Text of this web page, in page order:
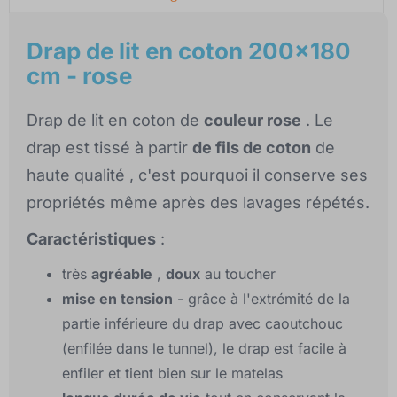
Drap de lit en coton 200x180
cm - rose
Drap de lit en coton de couleur rose . Le
drap est tissé à partir de fils de coton de
haute qualité , c'est pourquoi il conserve ses
propriétés même après des lavages répétés.
Caractéristiques :
très agréable , doux au toucher
mise en tension - grâce à l'extrémité de la
partie inférieure du drap avec caoutchouc
(enfilée dans le tunnel), le drap est facile à
enfiler et tient bien sur le matelas